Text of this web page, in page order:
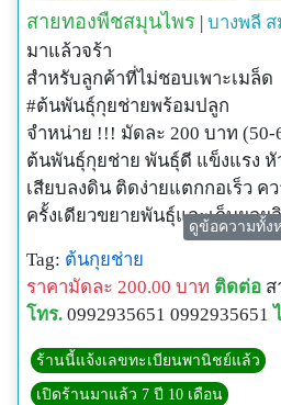
สายทองพืชสมุนไพร | บางพลี ส
มาแล้วจร้า
สำหรับลูกค้าที่ไม่ชอบเพาะเมล็ด
#ต้นพันธุ์กุยช่ายพร้อมปลูก
จำหน่าย !!! มัดละ 200 บาท (50-
ต้นพันธุ์กุยช่าย พันธ์ุดี แข็งแรง หั
เสียบลงดิน ติดง่ายแตกกอเร็ว ค
ครั้งเดียวขยายพันธ์ุและเก็บผลผ
ดูข้อความทั้ง
Tag: ต้นกุยช่าย
ราคามัดละ 200.00 บาท ติดต่อ ส
โทร. 0992935651 0992935651
ร้านนี้แจ้งเลขทะเบียนพานิชย์แล้ว
เปิดร้านมาแล้ว 7 ปี 10 เดือน